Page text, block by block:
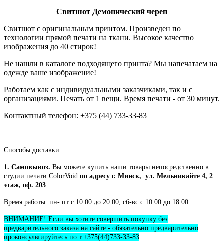
Свитшот Демонический череп
Свитшот с оригинальным принтом. Произведен по
технологии прямой печати на ткани. Высокое качество
изображения до 40 стирок!
Не нашли в каталоге подходящего принта? Мы напечатаем на
одежде ваше изображение!
Работаем как с индивидуальными заказчиками, так и с
организациями. Печать от 1 вещи. Время печати - от 30 минут.
Контактный телефон: +375 (44) 733-33-83
Способы доставки:
1. Самовывоз. Вы можете купить наши товары непосредственно в
студии печати ColorVoid по адресу г. Минск, ул. Мельникайте 4, 2
этаж, оф. 203
Время работы: пн- пт с 10:00 до 20:00, сб-вс с 10:00 до 18:00
ВНИМАНИЕ! Если вы хотите совершить покупку без
предварительного заказа на сайте - обязательно предварительно
проконсультируйтесь по т.+375(44)733-33-83